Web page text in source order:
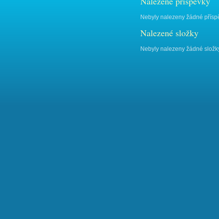
Nebyly nalezeny žádné
Nalezené složky
Nebyly nalezeny žádné